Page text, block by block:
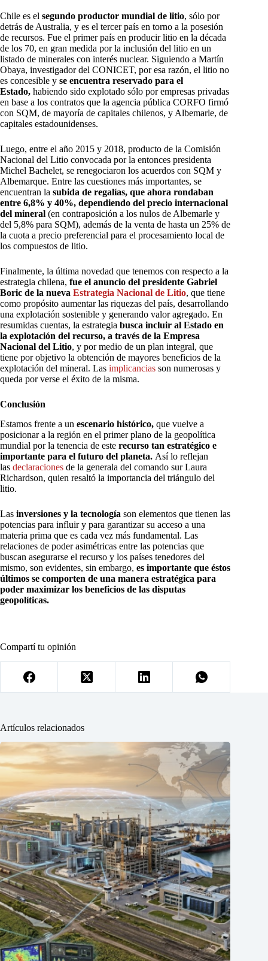
Chile es el segundo productor mundial de litio, sólo por
detrás de Australia, y es el tercer país en torno a la posesión
de recursos. Fue el primer país en producir litio en la década
de los 70, en gran medida por la inclusión del litio en un
listado de minerales con interés nuclear. Siguiendo a Martín
Obaya, investigador del CONICET, por esa razón, el litio no
es concesible y se encuentra reservado para el
Estado, habiendo sido explotado sólo por empresas privadas
en base a los contratos que la agencia pública CORFO firmó
con SQM, de mayoría de capitales chilenos, y Albemarle, de
capitales estadounidenses.
Luego, entre el año 2015 y 2018, producto de la Comisión
Nacional del Litio convocada por la entonces presidenta
Michel Bachelet, se renegociaron los acuerdos con SQM y
Albemarque. Entre las cuestiones más importantes, se
encuentran la subida de regalías, que ahora rondaban
entre 6,8% y 40%, dependiendo del precio internacional
del mineral (en contraposición a los nulos de Albemarle y
del 5,8% para SQM), además de la venta de hasta un 25% de
la cuota a precio preferencial para el procesamiento local de
los compuestos de litio.
Finalmente, la última novedad que tenemos con respecto a la
estrategia chilena, fue el anuncio del presidente Gabriel
Boric de la nueva Estrategia Nacional de Litio, que tiene
como propósito aumentar las riquezas del país, desarrollando
una explotación sostenible y generando valor agregado. En
resumidas cuentas, la estrategia busca incluir al Estado en
la explotación del recurso, a través de la Empresa
Nacional del Litio, y por medio de un plan integral, que
tiene por objetivo la obtención de mayores beneficios de la
explotación del mineral. Las implicancias son numerosas y
queda por verse el éxito de la misma.
Conclusión
Estamos frente a un escenario histórico, que vuelve a
posicionar a la región en el primer plano de la geopolítica
mundial por la tenencia de este recurso tan estratégico e
importante para el futuro del planeta. Así lo reflejan
las declaraciones de la generala del comando sur Laura
Richardson, quien resaltó la importancia del triángulo del
litio.
Las inversiones y la tecnología son elementos que tienen las
potencias para influir y para garantizar su acceso a una
materia prima que es cada vez más fundamental. Las
relaciones de poder asimétricas entre las potencias que
buscan asegurarse el recurso y los países tenedores del
mismo, son evidentes, sin embargo, es importante que éstos
últimos se comporten de una manera estratégica para
poder maximizar los beneficios de las disputas
geopolíticas.
Compartí tu opinión
Artículos relacionados